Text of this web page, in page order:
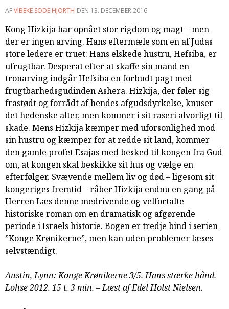
til
udlån
6.0:
Bibelen
7.0:
Arrangementer
7.1:
Sommerstævne
7.2:
Nordisk
samarbejde
8.0:
Støt
KABB!
9.0:
Links
Næste
indlæg:
Konge
Krønikerne
4/5.
Fædrenes
troForrige
indlæg:
Konge
Krønikerne
En
sang
AFVIBEKE SODE HJORTH DEN 13. DECEMBER 2016
Kong Hizkija har opnået stor rigdom og magt – men
der er ingen arving. Hans eftermæle som en af Judas
store ledere er truet: Hans elskede hustru, Hefsiba, er
ufrugtbar. Desperat efter at skaffe sin mand en
tronarving indgår Hefsiba en forbudt pagt med
frugtbarhedsgudinden Ashera. Hizkija, der føler sig
frastødt og forrådt af hendes afgudsdyrkelse, knuser
det hedenske alter, men kommer i sit raseri alvorligt til
skade. Mens Hizkija kæmper med uforsonlighed mod
sin hustru og kæmper for at redde sit land, kommer
den gamle profet Esajas med besked til kongen fra Gud
om, at kongen skal beskikke sit hus og vælge en
efterfølger. Svævende mellem liv og død – ligesom sit
kongeriges fremtid – råber Hizkija endnu en gang på
Herren Læs denne medrivende og velfortalte
historiske roman om en dramatisk og afgørende
periode i Israels historie. Bogen er tredje bind i serien
”Konge Krønikerne”, men kan uden problemer læses
selvstændigt.
Austin, Lynn: Konge Krønikerne 3/5. Hans stærke hånd.
Lohse 2012. 15 t. 3 min. – Læst af Edel Holst Nielsen.